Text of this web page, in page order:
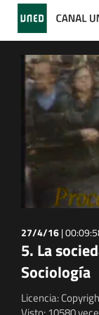
27/4/16|
5. La
Sociología
Licencia: